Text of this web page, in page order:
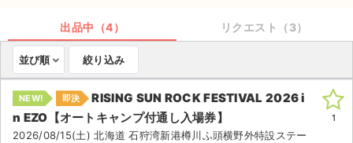
取扱チケット
ライブ・コンサート（国内）
ライブ・コンサート（海外）
出品中（4） リクエスト（3）
並び順 絞り込み
NEW! 即決
RISING SUN ROCK FESTIVAL 2026 i
n EZO【オートキャンプ付通し⼊場券】
2026/08/15(土) 北海道 石狩湾新港樽川ふ頭横野外特設ステー
1